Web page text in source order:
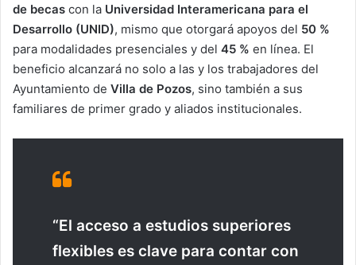
de becas con la Universidad Interamericana para el
Desarrollo (UNID), mismo que otorgará apoyos del 50 %
para modalidades presenciales y del 45 % en línea. El
beneficio alcanzará no solo a las y los trabajadores del
Ayuntamiento de Villa de Pozos, sino también a sus
familiares de primer grado y aliados institucionales.
“El acceso a estudios superiores
flexibles es clave para contar con